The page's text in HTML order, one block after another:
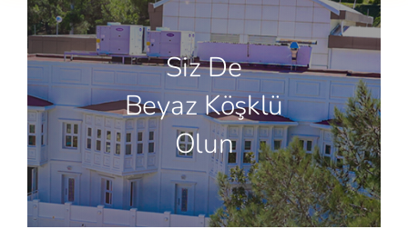
Siz De
Beyaz Köşklü
Olun